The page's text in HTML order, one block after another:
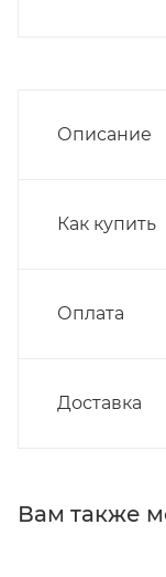
Описание
Как купить
Оплата
Доставка
Вам также